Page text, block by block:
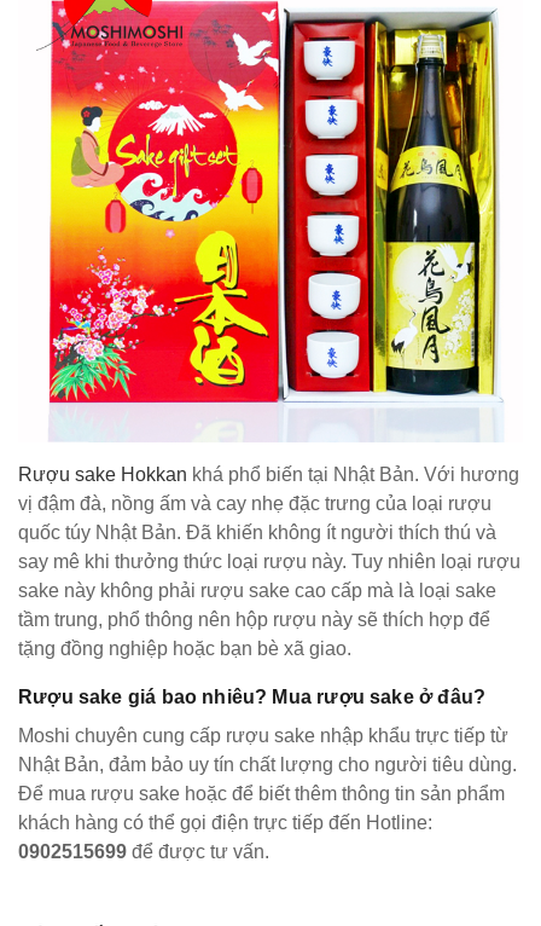
Rượu sake Hokkan khá phổ biến tại Nhật Bản. Với hương
vị đậm đà, nồng ấm và cay nhẹ đặc trưng của loại rượu
quốc túy Nhật Bản. Đã khiến không ít người thích thú và
say mê khi thưởng thức loại rượu này. Tuy nhiên loại rượu
sake này không phải rượu sake cao cấp mà là loại sake
tầm trung, phổ thông nên hộp rượu này sẽ thích hợp để
tặng đồng nghiệp hoặc bạn bè xã giao.
Rượu sake giá bao nhiêu? Mua rượu sake ở đâu?
Moshi chuyên cung cấp rượu sake nhập khẩu trực tiếp từ
Nhật Bản, đảm bảo uy tín chất lượng cho người tiêu dùng.
Để mua rượu sake hoặc để biết thêm thông tin sản phẩm
khách hàng có thể gọi điện trực tiếp đến Hotline:
0902515699 để được tư vấn.